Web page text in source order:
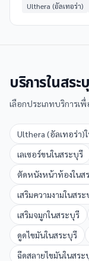
Ulthera (อัลเทอร่า)
บริการในสระ
เลือกประเภทบริการเ
Ulthera (อัลเทอร่า)
เลเซอร์ขนในสระบุรี
ตัดหนังหน้าท้องในส
เสริมความงามในสระ
เสริมจมูกในสระบุรี
ดูดไขมันในสระบุรี
ฉีดสลายไขมันในสระ